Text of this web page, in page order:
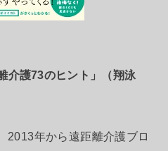
介護73のヒント」（翔泳
2013年から遠距離介護ブロ